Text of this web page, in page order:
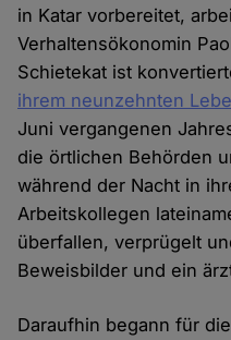
in Katar vorbereitet,
Verhaltensökonomin
Schietekat ist
ihrem neunzehnten
Juni vergangenen
die örtlichen Behörden
während der Nacht in
Arbeitskollegen
überfallen, verprügelt
Beweisbilder und ein
Daraufhin begann für